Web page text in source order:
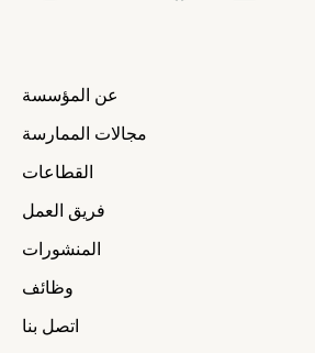
t
e
r
g
r
a
m
عن المؤسسة
مجالات الممارسة
القطاعات
فريق العمل
المنشورات
وظائف
اتصل بنا